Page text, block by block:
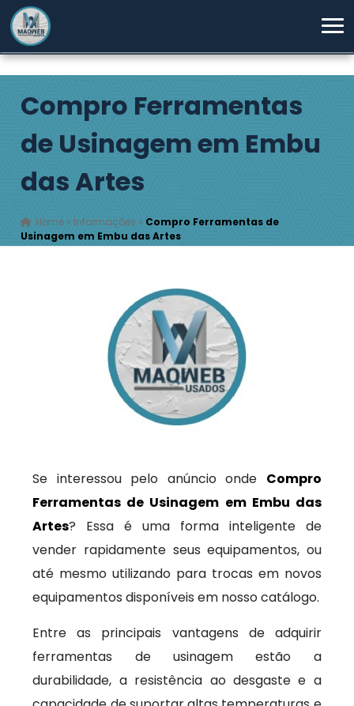
Compro Ferramentas
de Usinagem em Embu
das Artes
Home » Informações » Compro Ferramentas de
Usinagem em Embu das Artes
Se interessou pelo anúncio onde Compro
Ferramentas de Usinagem em Embu das
Artes? Essa é uma forma inteligente de
vender rapidamente seus equipamentos, ou
até mesmo utilizando para trocas em novos
equipamentos disponíveis em nosso catálogo.
Entre as principais vantagens de adquirir
ferramentas de usinagem estão a
durabilidade, a resistência ao desgaste e a